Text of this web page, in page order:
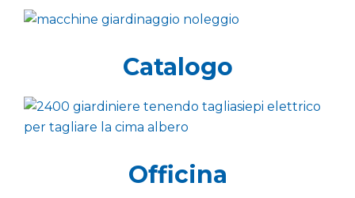
Catalogo
Officina